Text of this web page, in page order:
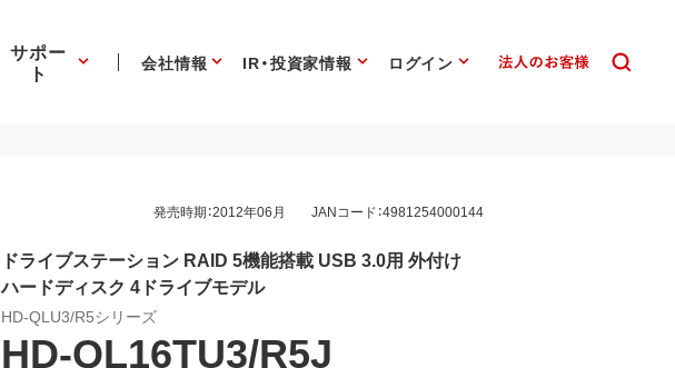
サポー
ト 会社情報 IR・投資家情報 ログイン
発売時期：2012年06月 JANコード：4981254000144
ドライブステーション RAID 5機能搭載 USB 3.0用 外付け
ハードディスク 4ドライブモデル
HD-QLU3/R5シリーズ
HD-QL16TU3/R5J